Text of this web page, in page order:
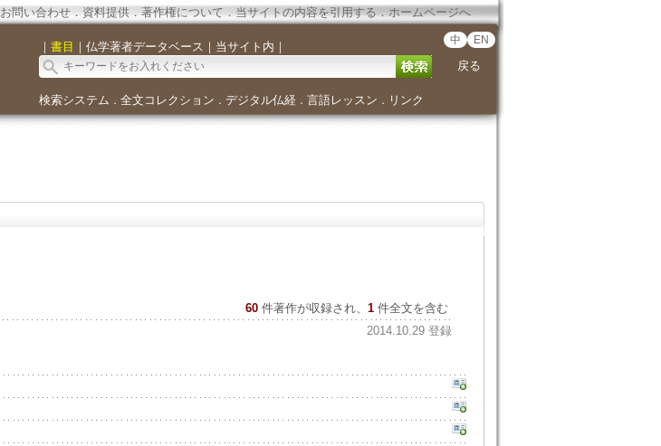
お問い合わせ． 資料提供．著作権について．当サイトの内容を引用する．ホームページへ
｜ 書目 ｜ 仏学著者データベース ｜ 当サイト内 ｜ 中 EN
戻る
検索システム ． 全文コレクション ． デジタル仏経． 言語レッスン ． リンク
60 件著作が収録され、 1件全文を含む
2014.10.29 登録